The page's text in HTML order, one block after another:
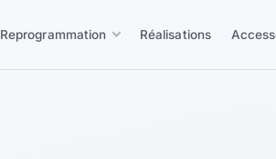
Reprogrammation Réalisations